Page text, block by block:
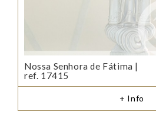
Nossa Senhora de Fátima |
ref. 17415
+ Info